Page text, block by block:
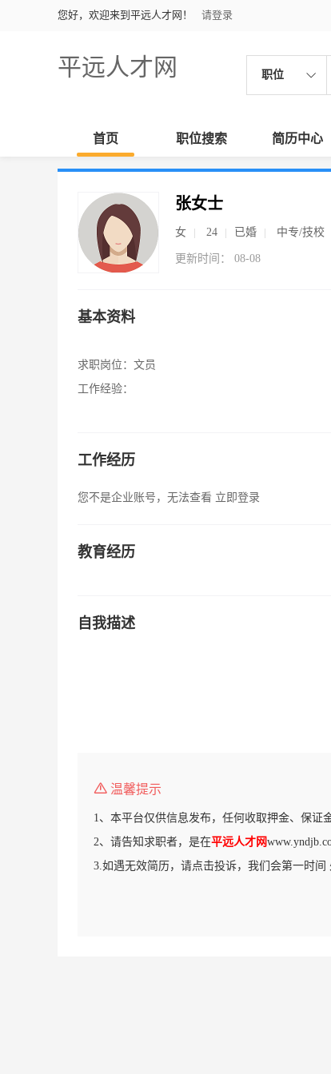
您好，欢迎来到平远人才网！ 请登录
平远人才网 职位
首页 职位搜索 简历中心
张女士
女 24 已婚 中专/技校
更新时间： 08-08
基本资料
求职岗位： 文员
工作经验：
工作经历
您不是企业账号，无法查看 立即登录
教育经历
自我描述
温馨提示
1、本平台仅供信息发布，任何收取押金、保证
2、请告知求职者，是在平远人才网
3.如遇无效简历，请点击投诉，我们会第一时间